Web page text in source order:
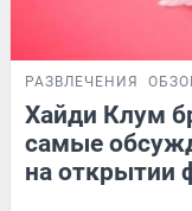
РАЗВЛЕЧЕНИЯ
Хайди Клум
самые
на открытии